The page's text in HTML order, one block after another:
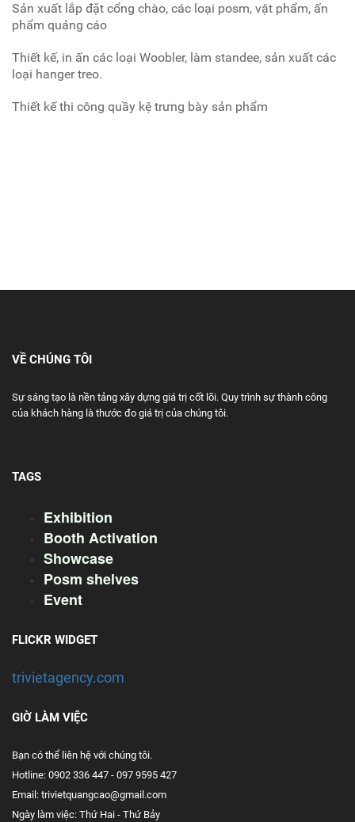
Sản xuất lắp đặt cổng chào, các loại posm, vật phẩm, ấn
phẩm quảng cáo
Thiết kế, in ấn các loại Woobler, làm standee, sản xuất các
loại hanger treo.
Thiết kế thi công quầy kệ trưng bày sản phẩm
VỀ CHÚNG TÔI
Sự sáng tạo là nền tảng xây dựng giá trị cốt lõi. Quy trình sự thành công
của khách hàng là thước đo giá trị của chúng tôi.
TAGS
Exhibition
Booth Activation
Showcase
Posm shelves
Event
FLICKR WIDGET
trivietagency.com
GIỜ LÀM VIỆC
Bạn có thể liên hệ với chúng tôi.
Hotline: 0902 336 447 - 097 9595 427
Email: trivietquangcao@gmail.com
Ngày làm việc: Thứ Hai - Thứ Bảy